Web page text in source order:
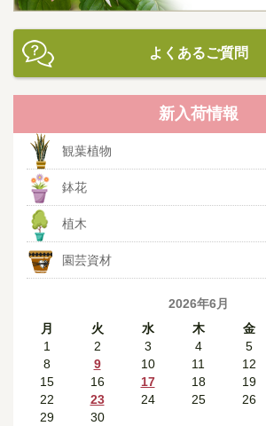
よくあるご質問
新入荷情報
観葉植物
鉢花
植木
園芸資材
2026年6月
月
火 水 木 金
1
2 3 4 5
8
9 10 11 12
15
16 17 18 19
22
23 24 25 26
29
30